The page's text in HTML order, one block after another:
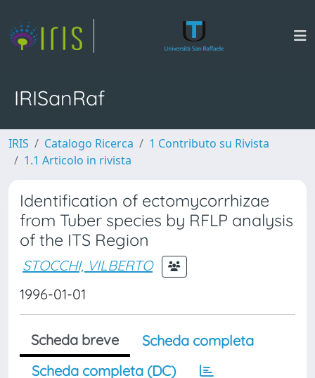
IRISanRaf
IRIS Catalogo Ricerca
1 Contributo su Rivista
1.1 Articolo in rivista
Identification of ectomycorrhizae
from Tuber species by RFLP analysis
of the ITS Region
STOCCHI, VILBERTO
1996-01-01
Scheda breve
Scheda completa
Scheda completa (DC)